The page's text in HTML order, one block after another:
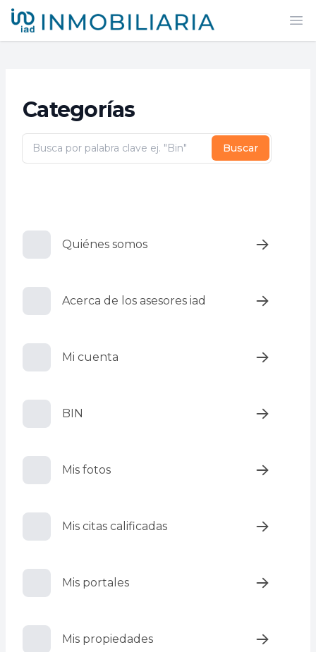
iad México
Categorías
Buscar
Quiénes somos
Acerca de los asesores iad
Mi cuenta
BIN
Mis fotos
Mis citas calificadas
Mis portales
Mis propiedades